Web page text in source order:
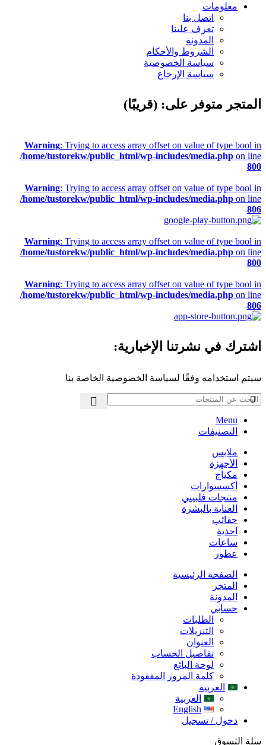
معلومات
اتصل بنا
تعرف علينا
المدونة
الشروط والأحكام
سياسة الخصوصية
سياسة الإرجاع
المتجر متوفر على: (قريبًا)
Warning: Trying to access array offset on value of type bool in
/home/tustorekw/public_html/wp-includes/media.php on line
800
Warning: Trying to access array offset on value of type bool in
/home/tustorekw/public_html/wp-includes/media.php on line
806
Warning: Trying to access array offset on value of type bool in
/home/tustorekw/public_html/wp-includes/media.php on line
800
Warning: Trying to access array offset on value of type bool in
/home/tustorekw/public_html/wp-includes/media.php on line
806
اشترك في نشرتنا الإخبارية:
سيتم استخدامه وفقًا لسياسة الخصوصية الخاصة بنا
Menu
التصنيفات
ملابس
الأجهزة
مكياج
أكسسوارات
منتجات فلبيني
العناية بالبشرة
حقائب
احذية
ساعات
عطور
الصفحة الرئيسية
المتجر
المدونة
حسابي
الطلبات
التنزيلات
العنوان
تفاصيل الحساب
لوحة البائع
كلمة المرور المفقودة
العربية
العربية
English
دخول / تسجيل
سلة التسوق